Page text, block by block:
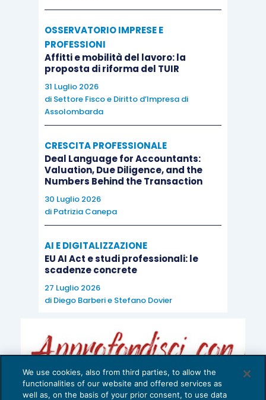
OSSERVATORIO IMPRESE E
PROFESSIONI
Affitti e mobilità del lavoro: la
proposta di riforma del TUIR
31 Luglio 2026
di Settore Fisco e Diritto d’Impresa di
Assolombarda
CRESCITA PROFESSIONALE
Deal Language for Accountants:
Valuation, Due Diligence, and the
Numbers Behind the Transaction
30 Luglio 2026
di Patrizia Canepa
AI E DIGITALIZZAZIONE
EU AI Act e studi professionali: le
scadenze concrete
27 Luglio 2026
di Diego Barberie Stefano Dovier
We use cookies, also from third parties, to allow the
functionalities of our website and offered services as
well as, on the basis of your prior consent, to use data